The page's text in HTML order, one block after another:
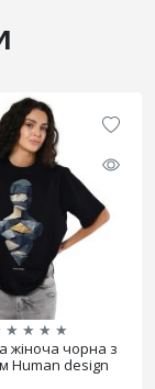
★ ★ ★ ★
жіноча чорна з
Human design